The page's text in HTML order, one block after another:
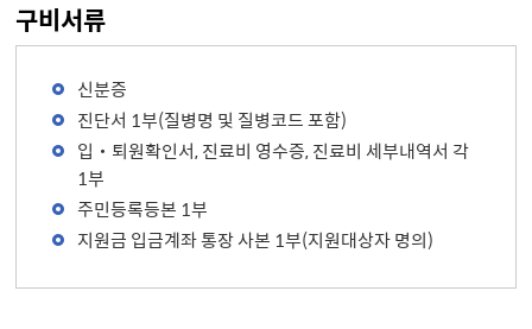
구비서류
신분증
진단서 1부(질병명 및 질병코드 포함)
입‧퇴원확인서, 진료비 영수증, 진료비 세부내역서 각
1부
주민등록등본 1부
지원금 입금계좌 통장 사본 1부(지원대상자 명의)